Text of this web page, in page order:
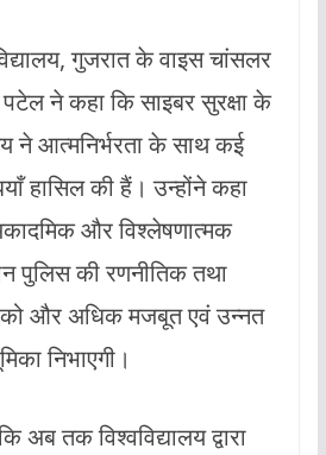
गुजरात के वाइस चांसलर
ने कहा कि साइबर सुरक्षा के
ने आत्मनिर्भरता के साथ कई
हासिल की हैं। उन्होंने कहा
और विश्लेषणात्मक
पुलिस की रणनीतिक तथा
को और अधिक मजबूत एवं उन्नत
निभाएगी।
अब तक विश्वविद्यालय द्वारा